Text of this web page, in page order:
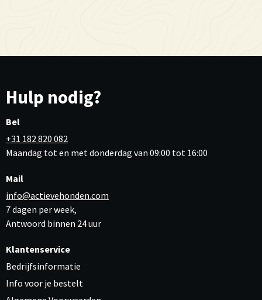
Hulp nodig?
Bel
+31 182 820 082
Maandag tot en met donderdag van 09:00 tot 16:00
Mail
info@actievehonden.com
7 dagen per week,
Antwoord binnen 24 uur
Klantenservice
Bedrijfsinformatie
Info voor je bestelt